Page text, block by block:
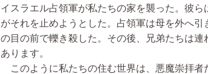
イスラエル占領軍が私たちの家を襲った。彼
がそれを止めようとした。占領軍は母を外へ
の目の前で轢き殺した。その後、兄弟たちは
あります。
このように私たちの住む世界は、悪魔崇拝者